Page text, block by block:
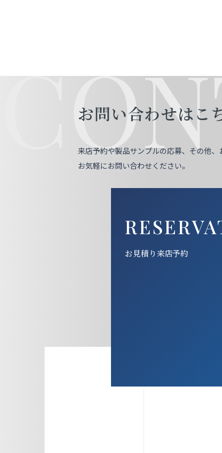
お問い合わせはこ
来店予約や製品サンプルの応募、その他
お気軽にお問い合わせください。
お見積り来店予約